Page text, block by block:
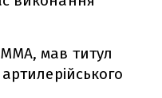
мав титул